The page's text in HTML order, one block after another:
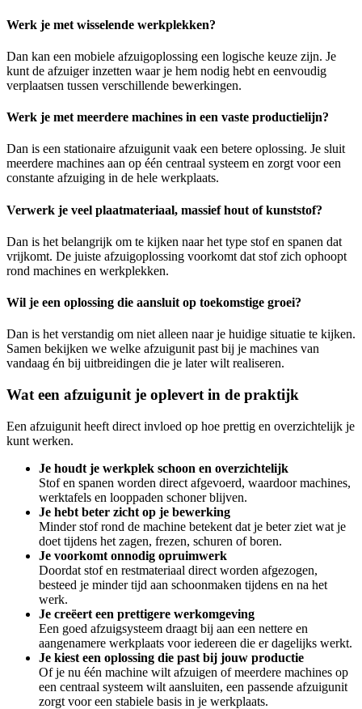
Werk je met wisselende werkplekken?
Dan kan een mobiele afzuigoplossing een logische keuze zijn. Je
kunt de afzuiger inzetten waar je hem nodig hebt en eenvoudig
verplaatsen tussen verschillende bewerkingen.
Werk je met meerdere machines in een vaste productielijn?
Dan is een stationaire afzuigunit vaak een betere oplossing. Je sluit
meerdere machines aan op één centraal systeem en zorgt voor een
constante afzuiging in de hele werkplaats.
Verwerk je veel plaatmateriaal, massief hout of kunststof?
Dan is het belangrijk om te kijken naar het type stof en spanen dat
vrijkomt. De juiste afzuigoplossing voorkomt dat stof zich ophoopt
rond machines en werkplekken.
Wil je een oplossing die aansluit op toekomstige groei?
Dan is het verstandig om niet alleen naar je huidige situatie te kijken.
Samen bekijken we welke afzuigunit past bij je machines van
vandaag én bij uitbreidingen die je later wilt realiseren.
Wat een afzuigunit je oplevert in de praktijk
Een afzuigunit heeft direct invloed op hoe prettig en overzichtelijk je
kunt werken.
Je houdt je werkplek schoon en overzichtelijk
Stof en spanen worden direct afgevoerd, waardoor machines,
werktafels en looppaden schoner blijven.
Je hebt beter zicht op je bewerking
Minder stof rond de machine betekent dat je beter ziet wat je
doet tijdens het zagen, frezen, schuren of boren.
Je voorkomt onnodig opruimwerk
Doordat stof en restmateriaal direct worden afgezogen,
besteed je minder tijd aan schoonmaken tijdens en na het
werk.
Je creëert een prettigere werkomgeving
Een goed afzuigsysteem draagt bij aan een nettere en
aangenamere werkplaats voor iedereen die er dagelijks werkt.
Je kiest een oplossing die past bij jouw productie
Of je nu één machine wilt afzuigen of meerdere machines op
een centraal systeem wilt aansluiten, een passende afzuigunit
zorgt voor een stabiele basis in je werkplaats.